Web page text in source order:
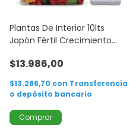
Plantas De Interior 10lts
Japón Fértil Crecimiento
$13.986,00
$13.286,70 con Transferencia
o depósito bancario